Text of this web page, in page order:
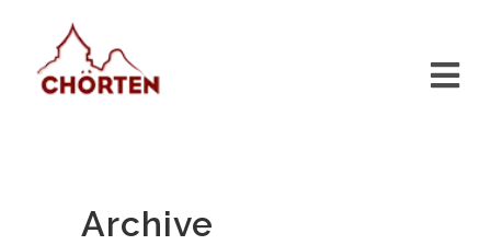
Archive